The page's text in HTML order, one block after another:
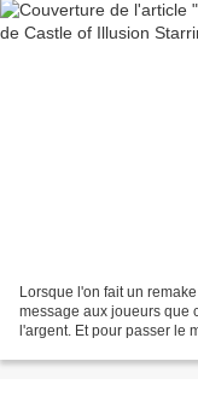
Lorsque l'on fait un
message aux joueurs que
l'argent. Et pour passer le